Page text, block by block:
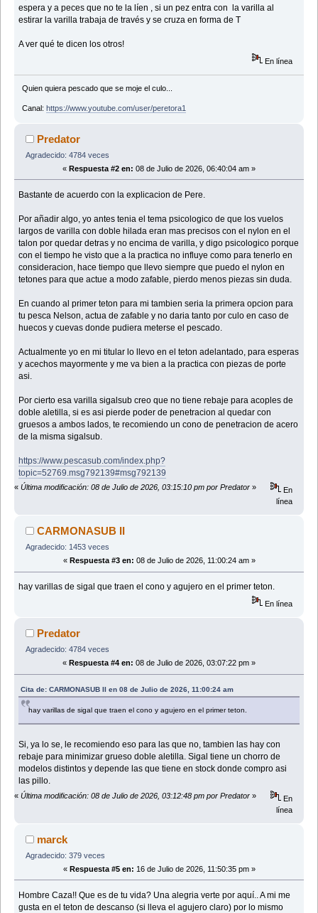
espera y a peces que no te la líen , si un pez entra con la varilla al
estirar la varilla trabaja de través y se cruza en forma de T
A ver qué te dicen los otros!
En línea
Quien quiera pescado que se moje el culo...
Canal: https://www.youtube.com/user/peretora1
Predator
Agradecido: 4784 veces
« Respuesta #2 en: 08 de Julio de 2026, 06:40:04 am »
Bastante de acuerdo con la explicacion de Pere.
Por añadir algo, yo antes tenia el tema psicologico de que los vuelos
largos de varilla con doble hilada eran mas precisos con el nylon en el
talon por quedar detras y no encima de varilla, y digo psicologico porque
con el tiempo he visto que a la practica no influye como para tenerlo en
consideracion, hace tiempo que llevo siempre que puedo el nylon en
tetones para que actue a modo zafable, pierdo menos piezas sin duda.
En cuando al primer teton para mi tambien seria la primera opcion para
tu pesca Nelson, actua de zafable y no daria tanto por culo en caso de
huecos y cuevas donde pudiera meterse el pescado.
Actualmente yo en mi titular lo llevo en el teton adelantado, para esperas
y acechos mayormente y me va bien a la practica con piezas de porte
asi.
Por cierto esa varilla sigalsub creo que no tiene rebaje para acoples de
doble aletilla, si es asi pierde poder de penetracion al quedar con
gruesos a ambos lados, te recomiendo un cono de penetracion de acero
de la misma sigalsub.
https://www.pescasub.com/index.php?
topic=52769.msg792139#msg792139
« Última modificación: 08 de Julio de 2026, 03:15:10 pm por Predator »
En
línea
CARMONASUB II
Agradecido: 1453 veces
« Respuesta #3 en: 08 de Julio de 2026, 11:00:24 am »
hay varillas de sigal que traen el cono y agujero en el primer teton.
En línea
Predator
Agradecido: 4784 veces
« Respuesta #4 en: 08 de Julio de 2026, 03:07:22 pm »
Cita de: CARMONASUB II en 08 de Julio de 2026, 11:00:24 am
hay varillas de sigal que traen el cono y agujero en el primer teton.
Si, ya lo se, le recomiendo eso para las que no, tambien las hay con
rebaje para minimizar grueso doble aletilla. Sigal tiene un chorro de
modelos distintos y depende las que tiene en stock donde compro asi
las pillo.
« Última modificación: 08 de Julio de 2026, 03:12:48 pm por Predator »
En
línea
marck
Agradecido: 379 veces
« Respuesta #5 en: 16 de Julio de 2026, 11:50:35 pm »
Hombre Caza!! Que es de tu vida? Una alegria verte por aquí.. A mi me
gusta en el teton de descanso (si lleva el agujero claro) por lo mismo